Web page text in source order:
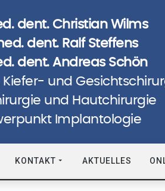
dent. Christian Wilms
dent. Ralf Steffens
dent. Andreas Schön
und
und Hautchirurgie
Implantologie
KONTAKT AKTUELLES
Einsätze